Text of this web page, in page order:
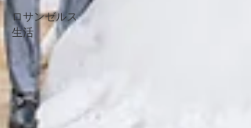
ロサンゼルス
生活